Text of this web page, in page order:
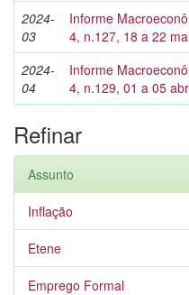
2024-
03
Informe
4, n.127, 18 a 22
2024-
04
Informe
4, n.129, 01 a 05
Refinar
Assunto
Inflação
Etene
Emprego Formal